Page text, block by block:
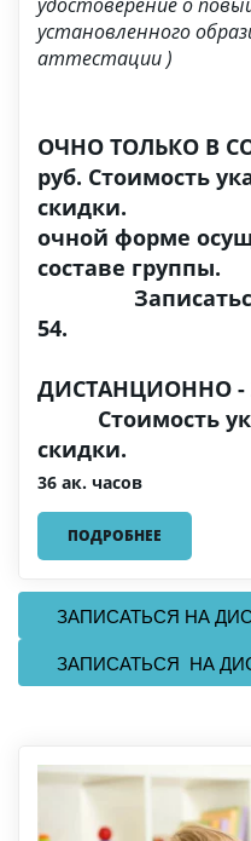
установленного
аттестации )
ОЧНО ТОЛЬКО В
руб. Стоимость
скидки.
очной форме
Записаться
Стоимость
скидки.
36 ак. часов
ПОДРОБНЕЕ
ЗАПИСАТЬСЯ НА
ЗАПИСАТЬСЯ  НА